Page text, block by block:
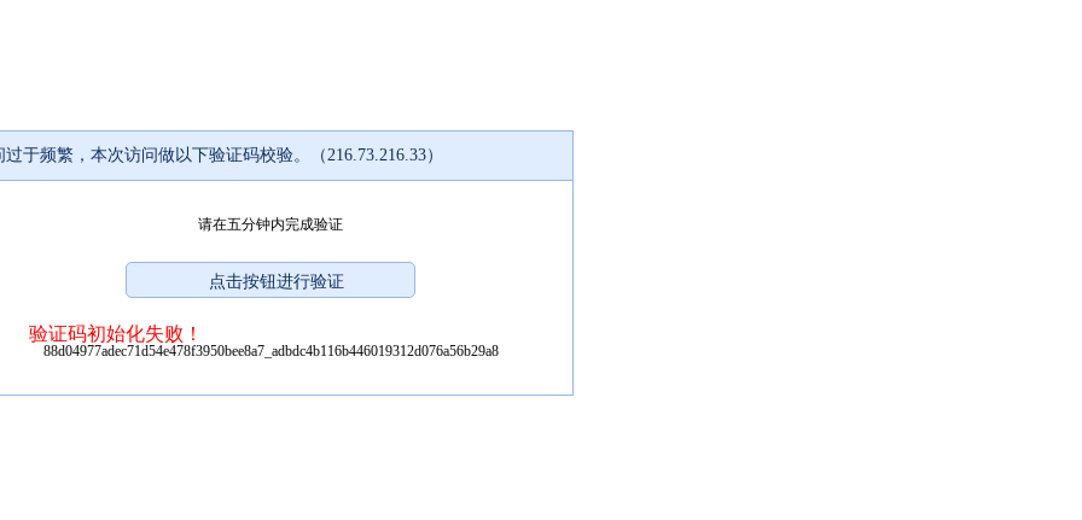
过于频繁，本次访问做以下验证码校验。（216.73.216.33）
请在五分钟内完成验证
验证码初始化失败！
88d04977adec71d54e478f3950bee8a7_adbdc4b116b446019312d076a56b29a8